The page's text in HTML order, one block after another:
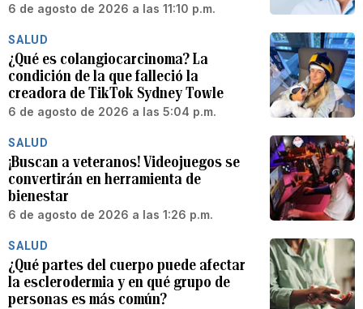
6 de agosto de 2026 a las 11:10 p.m.
SALUD
¿Qué es colangiocarcinoma? La
condición de la que falleció la
creadora de TikTok Sydney Towle
6 de agosto de 2026 a las 5:04 p.m.
SALUD
¡Buscan a veteranos! Videojuegos se
convertirán en herramienta de
bienestar
6 de agosto de 2026 a las 1:26 p.m.
SALUD
¿Qué partes del cuerpo puede afectar
la esclerodermia y en qué grupo de
personas es más común?